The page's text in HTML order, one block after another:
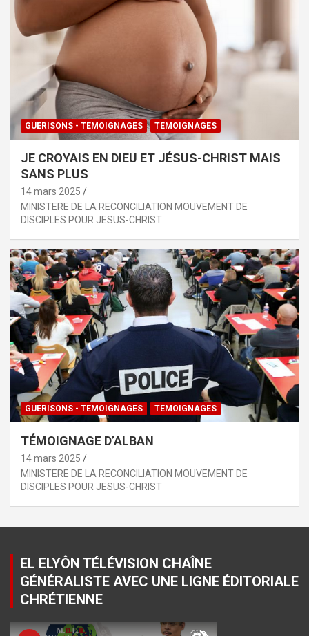
GUERISONS - TEMOIGNAGES TEMOIGNAGES
JE CROYAIS EN DIEU ET JÉSUS-CHRIST MAIS
SANS PLUS
14 mars 2025
MINISTERE DE LA RECONCILIATION MOUVEMENT DE
DISCIPLES POUR JESUS-CHRIST
GUERISONS - TEMOIGNAGES TEMOIGNAGES
TÉMOIGNAGE D’ALBAN
14 mars 2025
MINISTERE DE LA RECONCILIATION MOUVEMENT DE
DISCIPLES POUR JESUS-CHRIST
EL ELYÔN TÉLÉVISION CHAÎNE
GÉNÉRALISTE AVEC UNE LIGNE ÉDITORIALE
CHRÉTIENNE